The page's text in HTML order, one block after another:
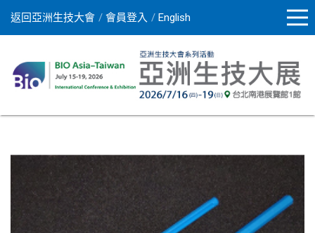
返回亞洲生技大會 會員登入 English